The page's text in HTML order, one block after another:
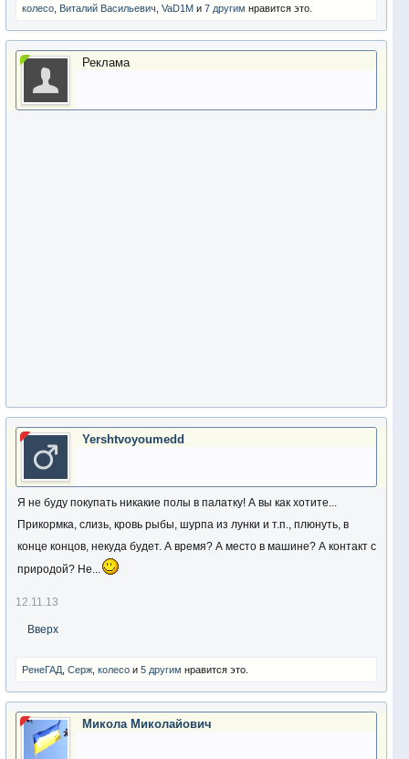
колесо Виталий Васильевич VaD1M и 7 другим нравится это.
Реклама
Yershtvoyoumedd
Я не буду покупать никакие полы в палатку! А вы как хотите...
Прикормка, слизь, кровь рыбы, шурпа из лунки и т.п., плюнуть, в
конце концов, некуда будет. А время? А место в машине? А контакт с
природой? Не...
12.11.13
Вверх
РенеГАД Серж колесо и 5 другим нравится это.
Микола Миколайович